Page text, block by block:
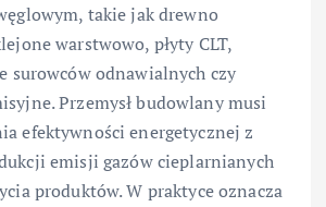
takie jak drewno
warstwowo, płyty CLT,
surowców odnawialnych czy
Przemysł budowlany musi
efektywności energetycznej z
emisji gazów cieplarnianych
produktów. W praktyce oznacza